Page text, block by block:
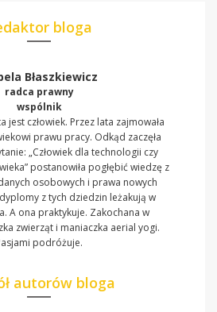
bloga
Błaszkiewicz
radca prawny
wspólnik
jest człowiek. Przez lata zajmowała
prawu pracy. Odkąd zaczęła
„Człowiek dla technologii czy
postanowiła pogłębić wiedzę z
osobowych i prawa nowych
z tych dziedzin leżakują w
A ona praktykuje. Zakochana w
zwierząt i maniaczka aerial yogi.
podróżuje.
autorów bloga